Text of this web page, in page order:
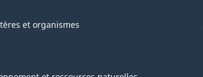
et organismes